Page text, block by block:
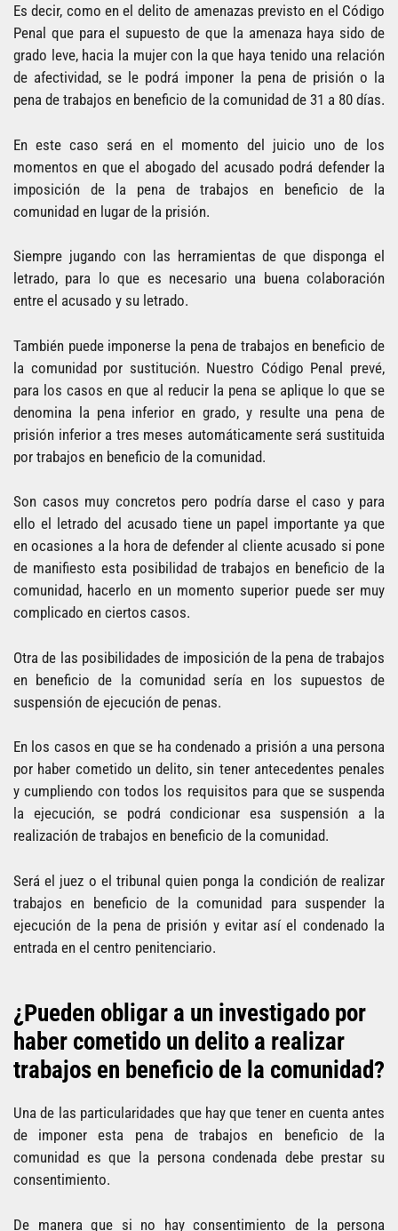
Es decir, como en el delito de amenazas previsto en el Código
Penal que para el supuesto de que la amenaza haya sido de
grado leve, hacia la mujer con la que haya tenido una relación
de afectividad, se le podrá imponer la pena de prisión o la
pena de trabajos en beneficio de la comunidad de 31 a 80 días.
En este caso será en el momento del juicio uno de los
momentos en que el abogado del acusado podrá defender la
imposición de la pena de trabajos en beneficio de la
comunidad en lugar de la prisión.
Siempre jugando con las herramientas de que disponga el
letrado, para lo que es necesario una buena colaboración
entre el acusado y su letrado.
También puede imponerse la pena de trabajos en beneficio de
la comunidad por sustitución. Nuestro Código Penal prevé,
para los casos en que al reducir la pena se aplique lo que se
denomina la pena inferior en grado, y resulte una pena de
prisión inferior a tres meses automáticamente será sustituida
por trabajos en beneficio de la comunidad.
Son casos muy concretos pero podría darse el caso y para
ello el letrado del acusado tiene un papel importante ya que
en ocasiones a la hora de defender al cliente acusado si pone
de manifiesto esta posibilidad de trabajos en beneficio de la
comunidad, hacerlo en un momento superior puede ser muy
complicado en ciertos casos.
Otra de las posibilidades de imposición de la pena de trabajos
en beneficio de la comunidad sería en los supuestos de
suspensión de ejecución de penas.
En los casos en que se ha condenado a prisión a una persona
por haber cometido un delito, sin tener antecedentes penales
y cumpliendo con todos los requisitos para que se suspenda
la ejecución, se podrá condicionar esa suspensión a la
realización de trabajos en beneficio de la comunidad.
Será el juez o el tribunal quien ponga la condición de realizar
trabajos en beneficio de la comunidad para suspender la
ejecución de la pena de prisión y evitar así el condenado la
entrada en el centro penitenciario.
¿Pueden obligar a un investigado por
haber cometido un delito a realizar
trabajos en beneficio de la comunidad?
Una de las particularidades que hay que tener en cuenta antes
de imponer esta pena de trabajos en beneficio de la
comunidad es que la persona condenada debe prestar su
consentimiento.
De manera que si no hay consentimiento de la persona